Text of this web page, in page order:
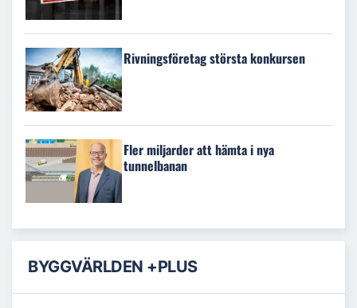
Rivningsföretag största konkursen
Fler miljarder att hämta i nya
tunnelbanan
BYGGVÄRLDEN +PLUS